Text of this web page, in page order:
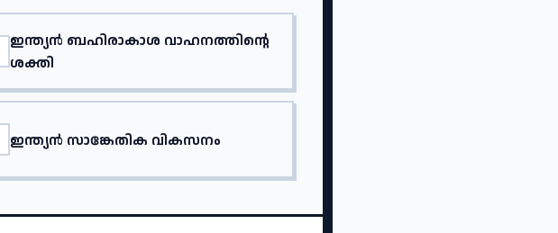
ഇന്ത്യൻ ബഹിരാകാശ വാഹനത്തിന്റെ
ശക്തി
ഇന്ത്യൻ സാങ്കേതിക വികസനം